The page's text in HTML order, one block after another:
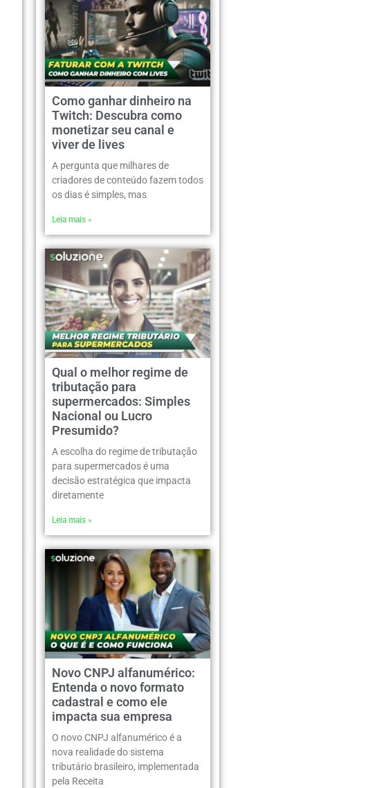
Como ganhar dinheiro na
Twitch: Descubra como
monetizar seu canal e
viver de lives
A pergunta que milhares de
criadores de conteúdo fazem todos
os dias é simples, mas
Leia mais »
Qual o melhor regime de
tributação para
supermercados: Simples
Nacional ou Lucro
Presumido?
A escolha do regime de tributação
para supermercados é uma
decisão estratégica que impacta
diretamente
Leia mais »
Novo CNPJ alfanumérico:
Entenda o novo formato
cadastral e como ele
impacta sua empresa
O novo CNPJ alfanumérico é a
nova realidade do sistema
tributário brasileiro, implementada
pela Receita